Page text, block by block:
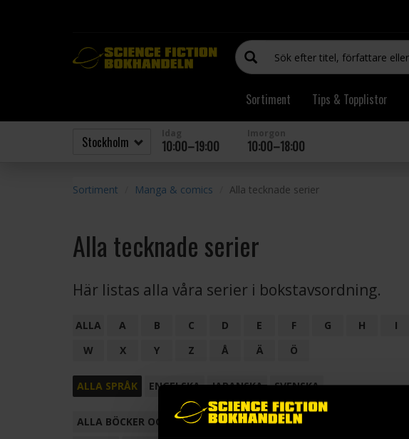
Sortiment Tips & Topplistor
10:00–19:00 10:00–18:00
Sortiment Manga & comics Alla tecknade serier
Alla tecknade serier
Här listas alla våra serier i bokstavsordning.
ALLA A B C D E F G H I
W
X Y Z Å Ä Ö
ALLA SPRÅK ENGELSKA JAPANSKA SVENSKA
ALLA BÖCKER OCH TECKNADE SERIER ANTOLOGI